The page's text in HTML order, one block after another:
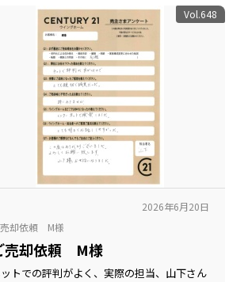
Vol.648
2026年6月20日
却依頼 M様
売却依頼 M様
トでの評判がよく、実際の担当、山下さん